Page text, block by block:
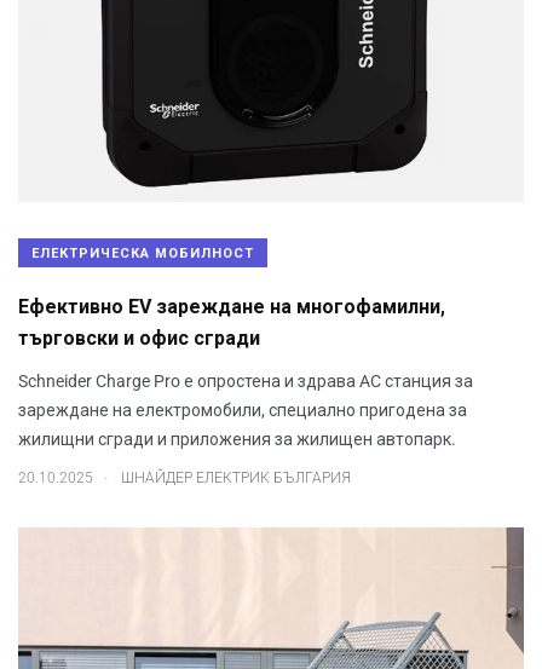
ЕЛЕКТРИЧЕСКА МОБИЛНОСТ
Ефективно EV зареждане на многофамилни,
търговски и офис сгради
Schneider Charge Pro е опростена и здрава AC станция за
зареждане на електромобили, специално пригодена за
жилищни сгради и приложения за жилищен автопарк.
20.10.2025 . ШНАЙДЕР ЕЛЕКТРИК БЪЛГАРИЯ